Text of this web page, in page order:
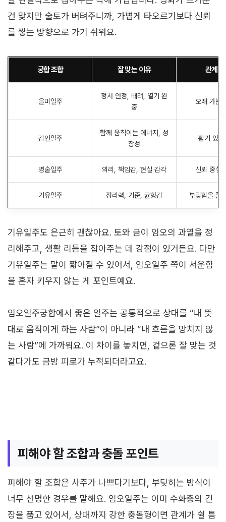
건 맞지만 술토가 버텨주니까, 가볍게 타오르기보다 신뢰
를 쌓는 방향으로 가기 쉬워요.
궁합 조합 잘 맞는 이유 관계
을미일주
정서 안정, 배려, 열기 완
충
오래 가는
갑인일주
함께 움직이는 에너지, 성
장성
활기 있
병술일주 의리, 책임감, 현실 감각 신뢰 중심
기유일주 정리력, 기준, 균형감 부딪힘을 줄
기유일주도 은근히 괜찮아요. 토와 금이 임오의 과열을 정
리해주고, 생활 리듬을 잡아주는 데 강점이 있거든요. 다만
기유일주는 말이 짧아질 수 있어서, 임오일주 쪽이 서운함
을 혼자 키우지 않는 게 포인트예요.
임오일주궁합에서 좋은 일주는 공통적으로 상대를 “내 뜻
대로 움직이게 하는 사람”이 아니라 “내 흐름을 망치지 않
는 사람”에 가까워요. 이 차이를 놓치면, 겉으론 잘 맞는 것
같다가도 금방 피로가 누적되더라고요.
피해야 할 조합과 충돌 포인트
피해야 할 조합은 사주가 나쁘다기보다, 부딪히는 방식이
너무 선명한 경우를 말해요. 임오일주는 이미 수화충의 긴
장을 품고 있어서, 상대까지 강한 충돌형이면 관계가 쉴 틈